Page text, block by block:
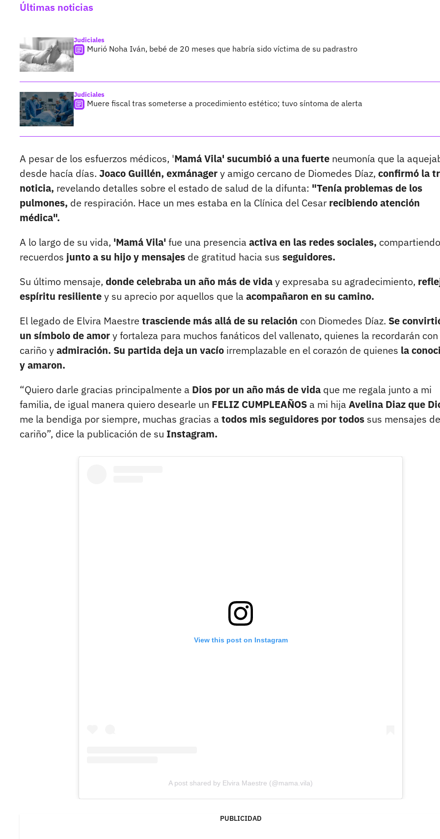
Últimas noticias
Judiciales
Murió Noha Iván, bebé de 20 meses que habría sido víctima de su padrastro
Judiciales
Muere fiscal tras someterse a procedimiento estético; tuvo síntoma de alerta
A pesar de los esfuerzos médicos, 'Mamá Vila' sucumbió a una fuerte neumonía que la
desde hacía días. Joaco Guillén, exmánagery amigo cercano de Diomedes Díaz, confirmó la
noticia, revelando detalles sobre el estado de salud de la difunta: "Tenía problemas de los
pulmones, de respiración. Hace un mes estaba en la Clínica del Cesar recibiendo atención
médica".
A lo largo de su vida, 'Mamá Vila' fue una presencia activa en las redes sociales, compartiendo
recuerdos junto a su hijo y mensajes de gratitud hacia sus seguidores.
Su último mensaje, donde celebraba un año más de viday expresaba su agradecimiento,
espíritu resilientey su aprecio por aquellos que la acompañaron en su camino.
El legado de Elvira Maestre trasciende más allá de su relación con Diomedes Díaz. Se
un símbolo de amory fortaleza para muchos fanáticos del vallenato, quienes la recordarán con
cariño yadmiración. Su partida deja un vacío irremplazable en el corazón de quienes la
y amaron.
“Quiero darle gracias principalmente a Dios por un año más de vida que me regala junto a mi
familia, de igual manera quiero desearle un FELIZ CUMPLEAÑOS a mi hija Avelina Diaz que
me la bendiga por siempre, muchas gracias a todos mis seguidores por todos sus mensajes de
cariño”, dice la publicación de su Instagram.
View this post on Instagram
A post shared by Elvira Maestre (@mama.vila)
PUBLICIDAD